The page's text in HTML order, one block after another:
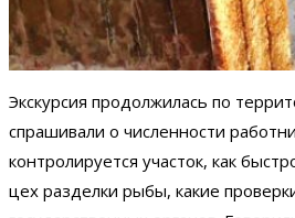
Экскурсия продолжилась по
спрашивали о численности
контролируется участок, как
цех разделки рыбы, какие